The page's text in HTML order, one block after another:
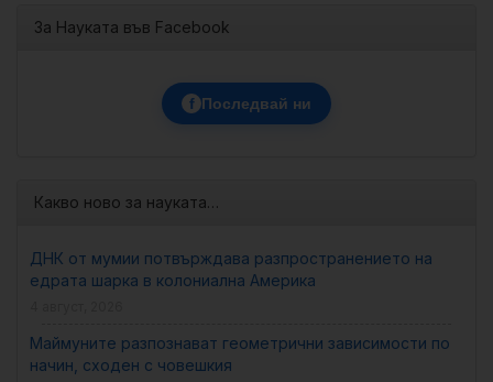
За Науката във Facebook
f Последвай ни
Какво ново за науката…
ДНК от мумии потвърждава разпространението на
едрата шарка в колониална Америка
Маймуните разпознават геометрични зависимости по
начин, сходен с човешкия